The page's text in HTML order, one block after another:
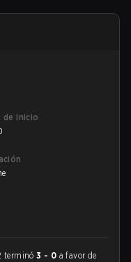
de inicio
terminó3 - 0 a favor de